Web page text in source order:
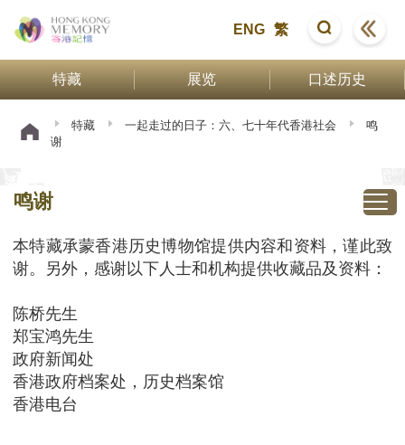
ENG 繁
特藏 展览 口述历史
特藏 一起走过的日子：六、七十年代香港社会
鸣
谢
鸣谢
本特藏承蒙香港历史博物馆提供内容和资料，谨此致
谢。另外，感谢以下人士和机构提供收藏品及资料：
陈桥先生
郑宝鸿先生
政府新闻处
香港政府档案处，历史档案馆
香港电台